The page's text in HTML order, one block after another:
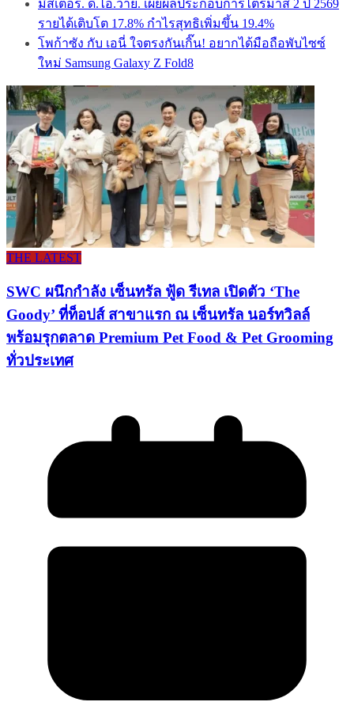
มิสเตอร์. ดี.ไอ.วาย. เผยผลประกอบการไตรมาส 2 ปี 2569
รายได้เติบโต 17.8% กำไรสุทธิเพิ่มขึ้น 19.4%
โพก้าซัง กับ เอนี่ ใจตรงกันเกิ๊น! อยากได้มือถือพับไซซ์
ใหม่ Samsung Galaxy Z Fold8
THE LATEST
SWC ผนึกกำลัง เซ็นทรัล ฟู้ด รีเทล เปิดตัว ‘The
Goody’ ที่ท็อปส์ สาขาแรก ณ เซ็นทรัล นอร์ทวิลล์
พร้อมรุกตลาด Premium Pet Food & Pet Grooming
ทั่วประเทศ